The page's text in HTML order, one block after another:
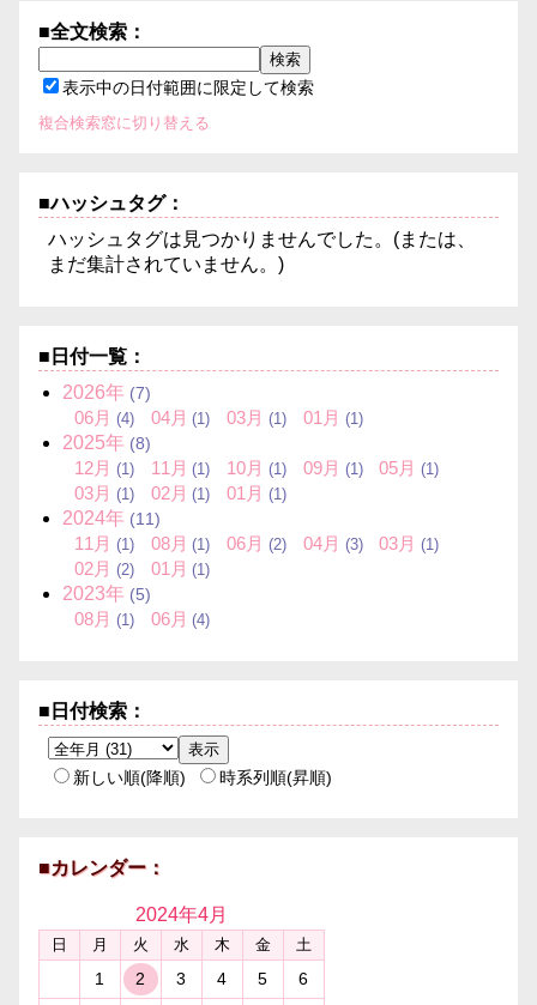
■全文検索：
表示中の日付範囲に限定して検索
複合検索窓に切り替える
■ハッシュタグ：
ハッシュタグは見つかりませんでした。(または、
まだ集計されていません。)
■日付一覧：
2026年 (7)
06月 (4) 04月 (1) 03月 (1) 01月 (1)
2025年 (8)
12月 (1) 11月 (1) 10月 (1) 09月 (1) 05月 (1)
03月 (1) 02月 (1) 01月 (1)
2024年 (11)
11月 (1) 08月 (1) 06月 (2) 04月 (3) 03月 (1)
02月 (2) 01月 (1)
2023年 (5)
08月 (1) 06月 (4)
■日付検索：
新しい順(降順) 時系列順(昇順)
■カレンダー：
2024年4月
日 月 火 水 木 金 土
1 2 3 4 5
6